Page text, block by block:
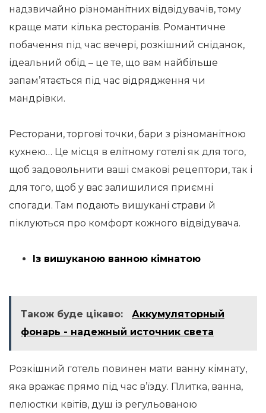
надзвичайно різноманітних відвідувачів, тому
краще мати кілька ресторанів. Романтичне
побачення під час вечері, розкішний сніданок,
ідеальний обід – це те, що вам найбільше
запам’ятається під час відрядження чи
мандрівки.
Ресторани, торгові точки, бари з різноманітною
кухнею… Це місця в елітному готелі як для того,
щоб задовольнити ваші смакові рецептори, так і
для того, щоб у вас залишилися приємні
спогади. Там подають вишукані страви й
піклуються про комфорт кожного відвідувача.
Із вишуканою ванною кімнатою
Також буде цікаво:
Аккумуляторный
фонарь - надежный источник света
Розкішний готель повинен мати ванну кімнату,
яка вражає прямо під час в’їзду. Плитка, ванна,
пелюстки квітів, душ із регульованою